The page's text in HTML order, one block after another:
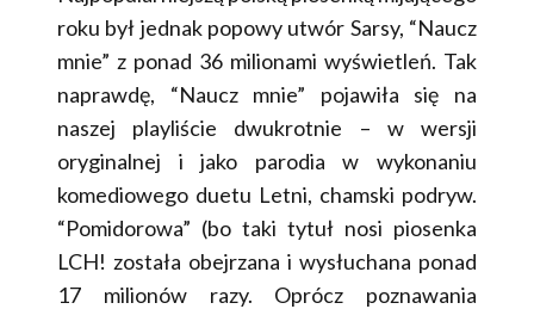
roku był jednak popowy utwór Sarsy, “Naucz
mnie” z ponad 36 milionami wyświetleń. Tak
naprawdę, “Naucz mnie” pojawiła się na
naszej playliście dwukrotnie – w wersji
oryginalnej i jako parodia w wykonaniu
komediowego duetu Letni, chamski podryw.
“Pomidorowa” (bo taki tytuł nosi piosenka
LCH! została obejrzana i wysłuchana ponad
17 milionów razy. Oprócz poznawania